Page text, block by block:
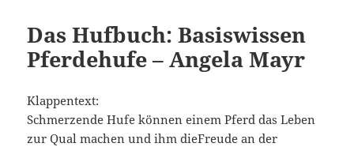
Das Hufbuch: Basiswissen
Pferdehufe – Angela Mayr
Klappentext:
Schmerzende Hufe können einem Pferd das Leben
zur Qual machen und ihm dieFreude an der